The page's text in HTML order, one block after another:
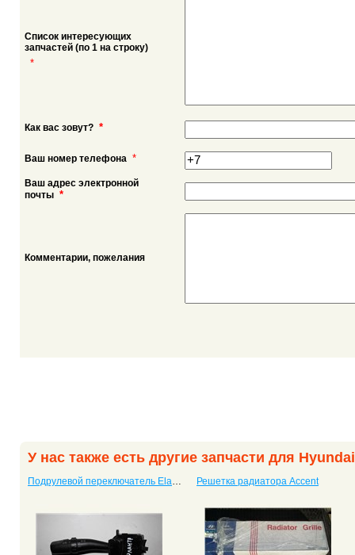
Список интересующих
запчастей (по 1 на строку)
*
Как вас зовут? *
Ваш номер телефона *
Ваш адрес электронной
почты *
Комментарии, пожелания
У нас также есть другие запчасти для Hyundai
Подрулевой переключатель Elantra Решетка радиатора Accent